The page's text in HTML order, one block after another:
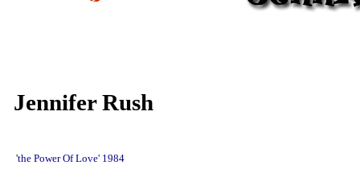
Jennifer Rush
'the Power Of Love' 1984